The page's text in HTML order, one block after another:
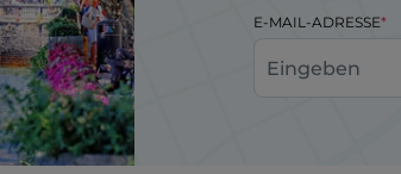
E-MAIL-ADRESSE